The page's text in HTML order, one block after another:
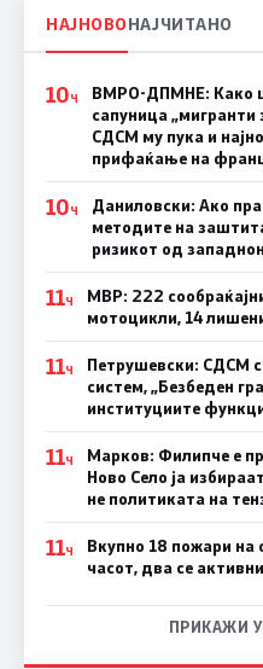
НАЈНОВОНАЈЧИТАНО
10Ч
ВМРО-ДПМНЕ: Како
сапуница „мигранти
СДСМ му пука и
прифаќање на
10Ч
Даниловски: Ако
методите на
ризикот од
11Ч
МВР: 222
мотоцикли, 14
11Ч
Петрушевски: СДСМ
систем, „Безбеден
институциите
11Ч
Марков: Филипче е
Ново Село ја
не политиката на
11Ч
Вкупно 18 пожари на
часот, два се активни
ПРИКАЖИ